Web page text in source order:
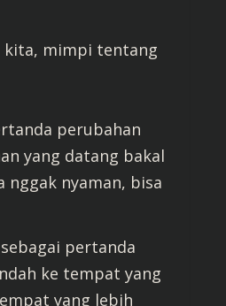
kita, mimpi tentang
perubahan
yang datang bakal
nggak nyaman, bisa
pertanda
ke tempat yang
yang lebih